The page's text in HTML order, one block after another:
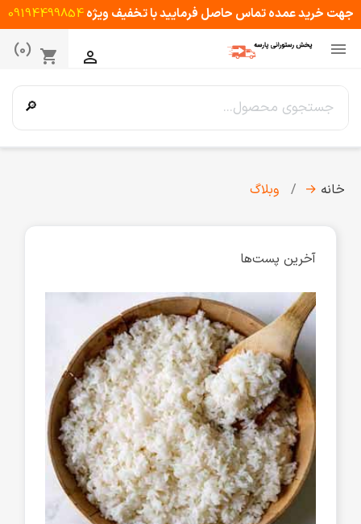
جهت خرید عمده تماس حاصل فرمایید با تخفیف ویژه09194499854

shopping_cart
(0) 
🔎
خانه → وبلاگ
آخرین پست‌ها